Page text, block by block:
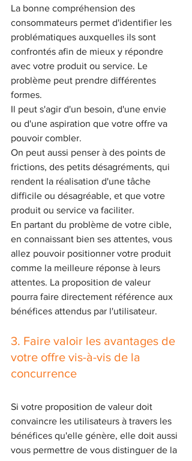
La bonne compréhension des
consommateurs permet d'identifier les
problématiques auxquelles ils sont
confrontés afin de mieux y répondre
avec votre produit ou service. Le
problème peut prendre différentes
formes.
Il peut s'agir d'un besoin, d'une envie
ou d'une aspiration que votre offre va
pouvoir combler.
On peut aussi penser à des points de
frictions, des petits désagréments, qui
rendent la réalisation d'une tâche
difficile ou désagréable, et que votre
produit ou service va faciliter.
En partant du problème de votre cible,
en connaissant bien ses attentes, vous
allez pouvoir positionner votre produit
comme la meilleure réponse à leurs
attentes. La proposition de valeur
pourra faire directement référence aux
bénéfices attendus par l'utilisateur.
3. Faire valoir les avantages de
votre offre vis-à-vis de la
concurrence
Si votre proposition de valeur doit
convaincre les utilisateurs à travers les
bénéfices qu'elle génère, elle doit aussi
vous permettre de vous distinguer de la